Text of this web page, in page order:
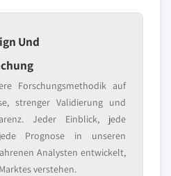
Und
Forschungsmethodik auf
strenger Validierung und
Jeder Einblick, jede
Prognose in unseren
Analysten entwickelt,
verstehen.